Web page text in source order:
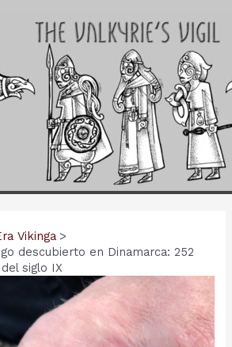
Vikinga
descubierto en Dinamarca: 252
siglo IX